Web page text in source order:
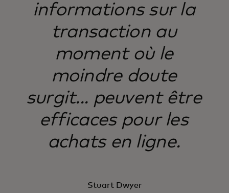
informations sur la
transaction au
moment où le
moindre doute
surgit... peuvent être
efficaces pour les
achats en ligne.
Stuart Dwyer